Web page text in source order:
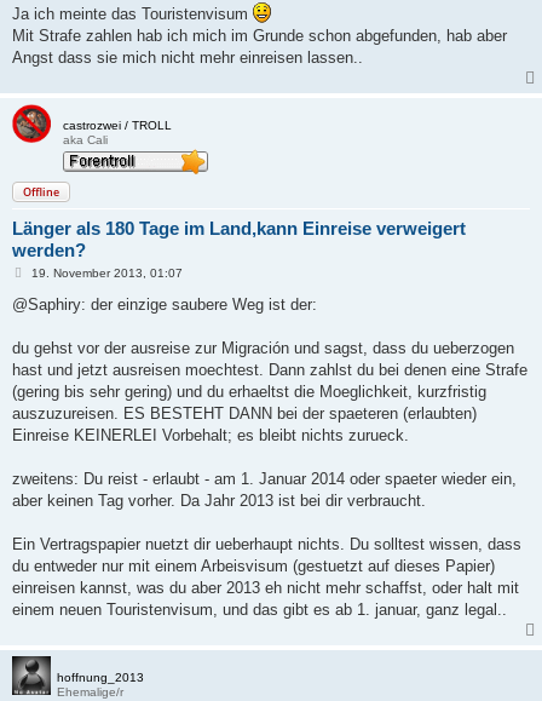
i
t
r
a
g
Ja ich meinte das Touristenvisum
Mit Strafe zahlen hab ich mich im Grunde schon abgefunden, hab aber
Angst dass sie mich nicht mehr einreisen lassen..
castrozwei / TROLL
aka Cali
Offline
Länger als 180 Tage im Land,kann Einreise verweigert
werden?
B
i
a
19. November 2013, 01:07
@Saphiry: der einzige saubere Weg ist der:
du gehst vor der ausreise zur Migración und sagst, dass du ueberzogen
hast und jetzt ausreisen moechtest. Dann zahlst du bei denen eine Strafe
(gering bis sehr gering) und du erhaeltst die Moeglichkeit, kurzfristig
auszuzureisen. ES BESTEHT DANN bei der spaeteren (erlaubten)
Einreise KEINERLEI Vorbehalt; es bleibt nichts zurueck.
zweitens: Du reist - erlaubt - am 1. Januar 2014 oder spaeter wieder ein,
aber keinen Tag vorher. Da Jahr 2013 ist bei dir verbraucht.
Ein Vertragspapier nuetzt dir ueberhaupt nichts. Du solltest wissen, dass
du entweder nur mit einem Arbeisvisum (gestuetzt auf dieses Papier)
einreisen kannst, was du aber 2013 eh nicht mehr schaffst, oder halt mit
einem neuen Touristenvisum, und das gibt es ab 1. januar, ganz legal..
hoffnung_2013
Ehemalige/r